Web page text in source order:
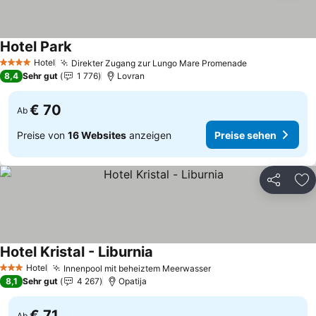
4 Sterne Hotel Direkter Zugang zur Lungo Mare Promenade
Hotel Park
8,4 Sehr gut 1 776 Lovran
Ab € 70
Preise von 16 Websites anzeigen Preise sehen
Teilen
3 SterneHotel Innenpool mit beheiztem Meerwasser
Hotel Kristal - Liburnia
8,1 Sehr gut 4 267 Opatija